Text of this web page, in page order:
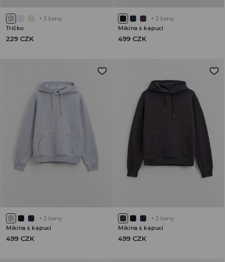
+ 3 barvy
Tričko
229 CZK
+ 2 barvy
Mikina s kapucí
499 CZK
+ 2 barvy
Mikina s kapucí
499 CZK
+ 2 barvy
Mikina s kapucí
499 CZK